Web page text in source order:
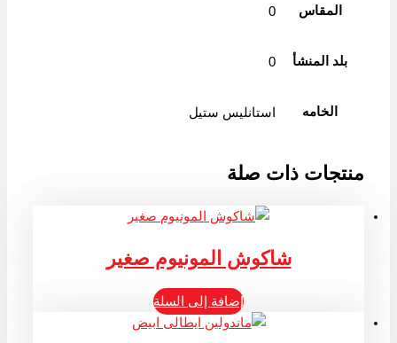
المقاس 0
بلد المنشأ 0
الخامه استانليس ستيل
منتجات ذات صلة
شاكوش المونيوم صغير
إضافة إلى السلة